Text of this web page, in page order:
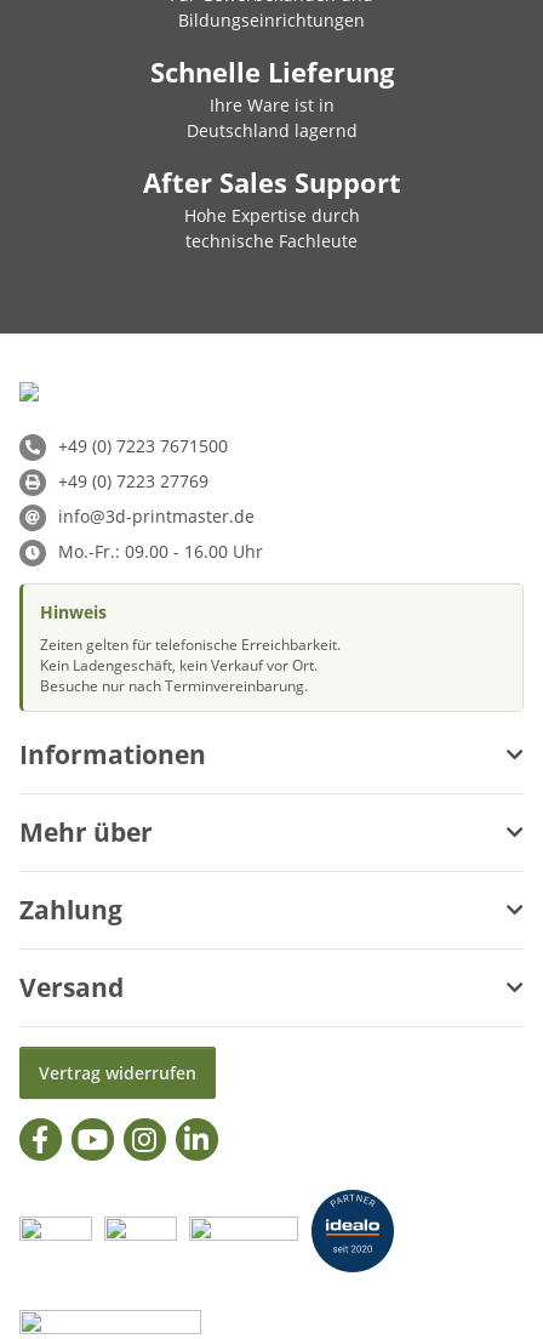
Bildungseinrichtungen
Schnelle Lieferung
Ihre Ware ist in
Deutschland lagernd
After Sales Support
Hohe Expertise durch
technische Fachleute
+49 (0) 7223 7671500
+49 (0) 7223 27769
info@3d-printmaster.de
Mo.-Fr.: 09.00 - 16.00 Uhr
Hinweis
Zeiten gelten für telefonische Erreichbarkeit.
Kein Ladengeschäft, kein Verkauf vor Ort.
Besuche nur nach Terminvereinbarung.
Informationen
Mehr über
Zahlung
Versand
Vertrag widerrufen